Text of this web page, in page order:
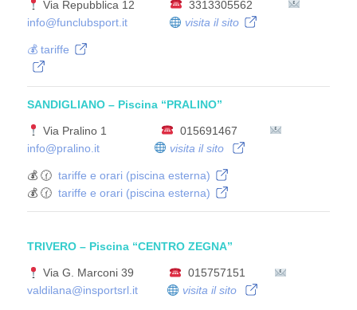
Via Repubblica 12
3313305562
info@funclubsport.it
visita il sito
💰 tariffe
SANDIGLIANO – Piscina “PRALINO”
Via Pralino 1
015691467
info@pralino.it
visita il sito
💰 🕜 tariffe e orari (piscina esterna)
💰 🕜 tariffe e orari (piscina esterna)
TRIVERO – Piscina “CENTRO ZEGNA”
Via G. Marconi 39
015757151
valdilana@insportsrl.it
visita il sito